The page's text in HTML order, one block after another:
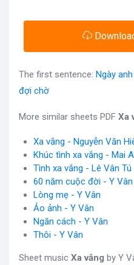
The first sentence: Ngày
đợi chờ
More similar sheets PDF Xa
Xa vắng - Nguyễn Văn
Khúc tình xa vắng - Mai
Tình xa vắng - Lê Vân Tú
60 năm cuộc đời - Y Vân
Lòng mẹ - Y Vân
Ảo ảnh - Y Vân
Ngăn cách - Y Vân
Thôi - Y Vân
Sheet music Xa vắng by Y